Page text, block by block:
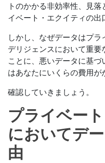
トのかかる非効率性、見
イベート・エクイティの出
しかし、なぜデータはプ
デリジェンスにおいて重
ことに、悪いデータに基
はあなたにいくらの費用が
確認していきましょう。
プライベー
においてデ
由